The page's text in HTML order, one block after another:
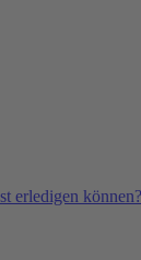
erledigen können?